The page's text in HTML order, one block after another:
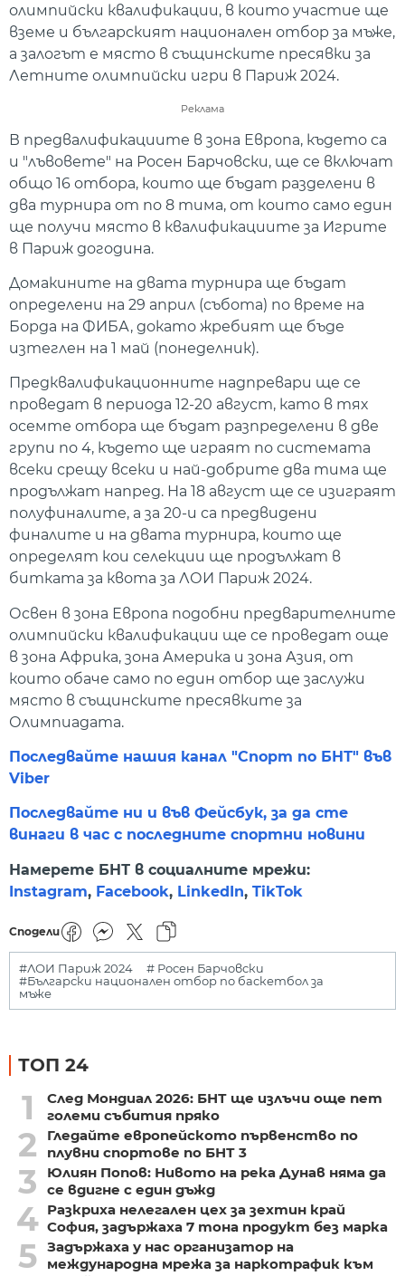
олимпийски квалификации, в които участие ще
вземе и българският национален отбор за мъже,
а залогът е място в същинските пресявки за
Летните олимпийски игри в Париж 2024.
Реклама
В предвалификациите в зона Европа, където са
и "лъвовете" на Росен Барчовски, ще се включат
общо 16 отбора, които ще бъдат разделени в
два турнира от по 8 тима, от които само един
ще получи място в квалификациите за Игрите
в Париж догодина.
Домакините на двата турнира ще бъдат
определени на 29 април (събота) по време на
Борда на ФИБА, докато жребият ще бъде
изтеглен на 1 май (понеделник).
Предквалификационните надпревари ще се
проведат в периода 12-20 август, като в тях
осемте отбора ще бъдат разпределени в две
групи по 4, където ще играят по системата
всеки срещу всеки и най-добрите два тима ще
продължат напред. На 18 август ще се изиграят
полуфиналите, а за 20-и са предвидени
финалите и на двата турнира, които ще
определят кои селекции ще продължат в
битката за квота за ЛОИ Париж 2024.
Освен в зона Европа подобни предварителните
олимпийски квалификации ще се проведат още
в зона Африка, зона Америка и зона Азия, от
които обаче само по един отбор ще заслужи
място в същинските пресявките за
Олимпиадата.
Последвайте нашия канал "Спорт по БНТ" във
Viber
Последвайте ни и във Фейсбук, за да сте
винаги в час с последните спортни новини
Намерете БНТ в социалните мрежи:
Instagram, Facebook, LinkedIn, TikTok
Сподели
#ЛОИ Париж 2024
# Росен Барчовски
#Български национален отбор по баскетбол за
мъже
ТОП 24
1
След Мондиал 2026: БНТ ще излъчи още пет
големи събития пряко
2
Гледайте европейското първенство по
плувни спортове по БНТ 3
3
Юлиян Попов: Нивото на река Дунав няма да
се вдигне с един дъжд
4 Разкриха нелегален цех за зехтин край
София, задържаха 7 тона продукт без марка
5 Задържаха у нас организатор на
международна мрежа за наркотрафик към